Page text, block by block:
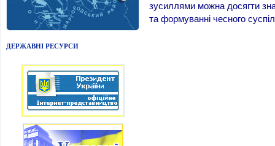
ДЕРЖАВНІ РЕСУРСИ
зусиллями можна досягти
та формуванні чесного